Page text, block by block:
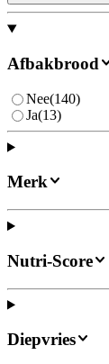
Afbakbrood
Nee(140)
Ja(13)
Merk
Nutri-Score
Diepvries